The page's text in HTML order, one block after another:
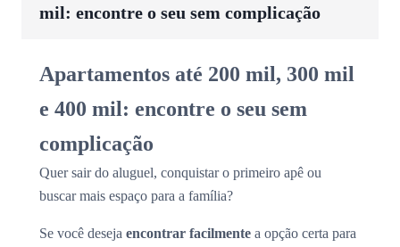
mil: encontre o seu sem complicação
Apartamentos até 200 mil, 300 mil
e 400 mil: encontre o seu sem
complicação
Quer sair do aluguel, conquistar o primeiro apê ou
buscar mais espaço para a família?
Se você deseja encontrar facilmente a opção certa para